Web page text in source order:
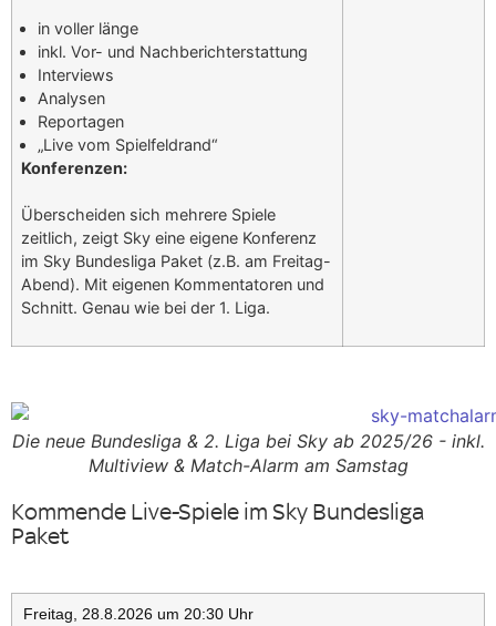
in voller länge
inkl. Vor- und Nachberichterstattung
Interviews
Analysen
Reportagen
„Live vom Spielfeldrand“
Konferenzen:
Überscheiden sich mehrere Spiele
zeitlich, zeigt Sky eine eigene Konferenz
im Sky Bundesliga Paket (z.B. am Freitag-
Abend). Mit eigenen Kommentatoren und
Schnitt. Genau wie bei der 1. Liga.
Die neue Bundesliga & 2. Liga bei Sky ab 2025/26 - inkl.
Multiview & Match-Alarm am Samstag
Kommende Live-Spiele im Sky Bundesliga
Paket
Freitag, 28.8.2026 um 20:30 Uhr